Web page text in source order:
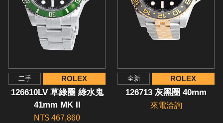
二手 ROLEX
126610LV 草綠圈 綠水鬼
41mm MK II
NT$ 467,860
全新 ROLEX
126713 灰黑圈 40mm
來電洽詢